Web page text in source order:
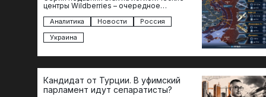
центры Wildberries – очередное
российского тыла. И суть здесь даже не…
Аналитика Новости
Россия
Украина
Кандидат от Турции. В уфимский
парламент идут сепаратисты?